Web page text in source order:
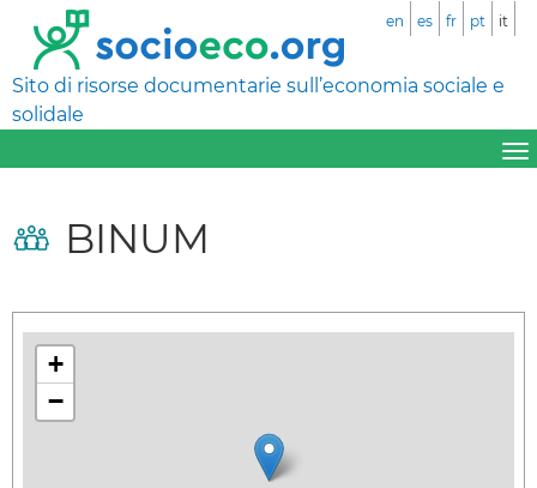
Sito di risorse documentarie sull’economia sociale e
solidale
en es fr pt it
BINUM
+
−